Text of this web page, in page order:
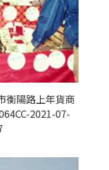
衡陽路上年貨商
2021-07-